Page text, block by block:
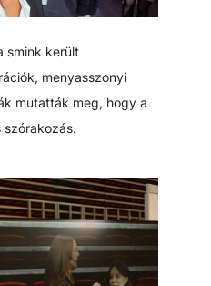
smink került
menyasszonyi
mutatták meg, hogy a
szórakozás.